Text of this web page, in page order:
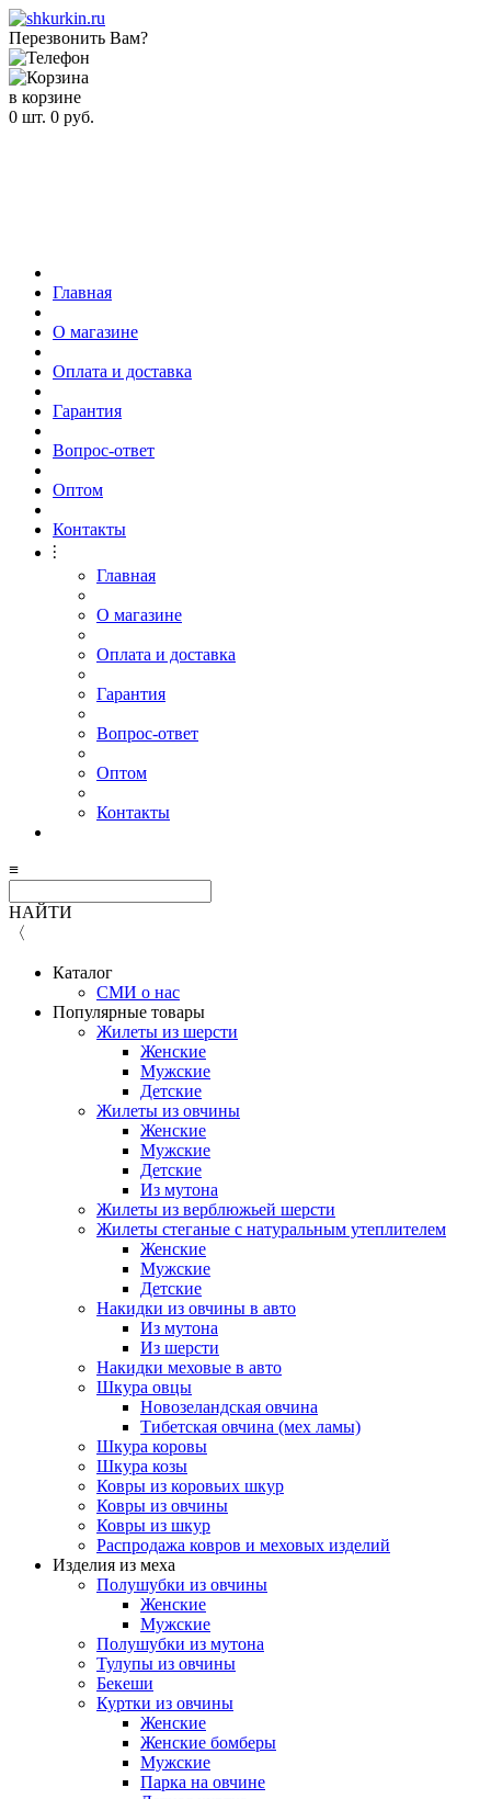
Перезвонить Вам?
в корзине
0 шт. 0 руб.
Главная
О магазине
Оплата и доставка
Гарантия
Вопрос-ответ
Оптом
Контакты
⫶
Главная
О магазине
Оплата и доставка
Гарантия
Вопрос-ответ
Оптом
Контакты
≡
НАЙТИ
〈
Каталог
СМИ о нас
Популярные товары
Жилеты из шерсти
Женские
Мужские
Детские
Жилеты из овчины
Женские
Мужские
Детские
Из мутона
Жилеты из верблюжьей шерсти
Жилеты стеганые с натуральным утеплителем
Женские
Мужские
Детские
Накидки из овчины в авто
Из мутона
Из шерсти
Накидки меховые в авто
Шкура овцы
Новозеландская овчина
Тибетская овчина (мех ламы)
Шкура коровы
Шкура козы
Ковры из коровьих шкур
Ковры из овчины
Ковры из шкур
Распродажа ковров и меховых изделий
Изделия из меха
Полушубки из овчины
Женские
Мужские
Полушубки из мутона
Тулупы из овчины
Бекеши
Куртки из овчины
Женские
Женские бомберы
Мужские
Парка на овчине